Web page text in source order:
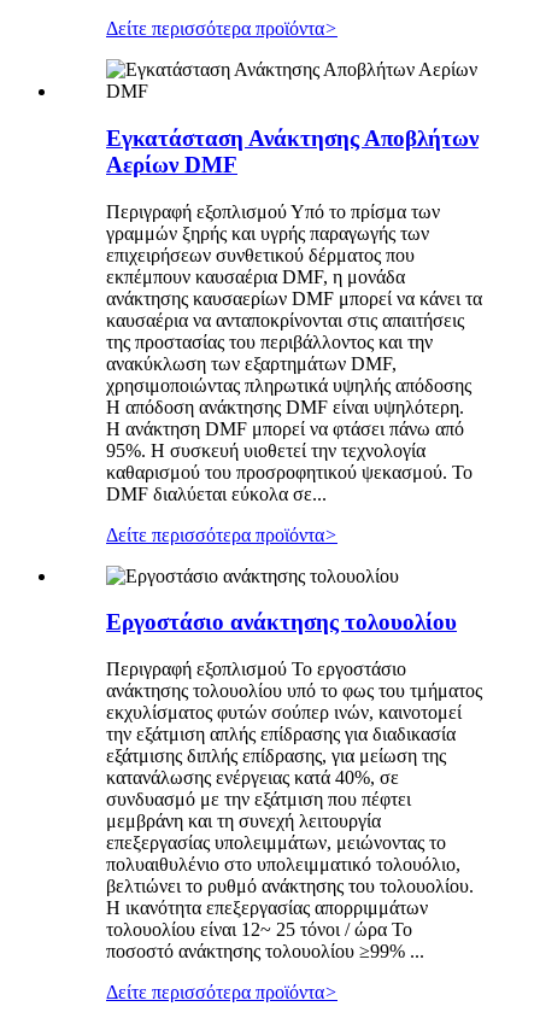
Δείτε περισσότερα προϊόντα>
Εγκατάσταση Ανάκτησης Αποβλήτων
Αερίων DMF
Περιγραφή εξοπλισμού Υπό το πρίσμα των
γραμμών ξηρής και υγρής παραγωγής των
επιχειρήσεων συνθετικού δέρματος που
εκπέμπουν καυσαέρια DMF, η μονάδα
ανάκτησης καυσαερίων DMF μπορεί να κάνει τα
καυσαέρια να ανταποκρίνονται στις απαιτήσεις
της προστασίας του περιβάλλοντος και την
ανακύκλωση των εξαρτημάτων DMF,
χρησιμοποιώντας πληρωτικά υψηλής απόδοσης
Η απόδοση ανάκτησης DMF είναι υψηλότερη.
Η ανάκτηση DMF μπορεί να φτάσει πάνω από
95%. Η συσκευή υιοθετεί την τεχνολογία
καθαρισμού του προσροφητικού ψεκασμού. Το
DMF διαλύεται εύκολα σε...
Δείτε περισσότερα προϊόντα>
Εργοστάσιο ανάκτησης τολουολίου
Περιγραφή εξοπλισμού Το εργοστάσιο
ανάκτησης τολουολίου υπό το φως του τμήματος
εκχυλίσματος φυτών σούπερ ινών, καινοτομεί
την εξάτμιση απλής επίδρασης για διαδικασία
εξάτμισης διπλής επίδρασης, για μείωση της
κατανάλωσης ενέργειας κατά 40%, σε
συνδυασμό με την εξάτμιση που πέφτει
μεμβράνη και τη συνεχή λειτουργία
επεξεργασίας υπολειμμάτων, μειώνοντας το
πολυαιθυλένιο στο υπολειμματικό τολουόλιο,
βελτιώνει το ρυθμό ανάκτησης του τολουολίου.
Η ικανότητα επεξεργασίας απορριμμάτων
τολουολίου είναι 12~ 25 τόνοι / ώρα Το
ποσοστό ανάκτησης τολουολίου ≥99% ...
Δείτε περισσότερα προϊόντα>